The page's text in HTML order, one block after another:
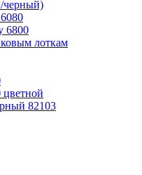
черный)
6800
лоткам
82103